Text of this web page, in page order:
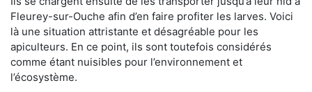
Fleurey-sur-Ouche afin d’en faire profiter les larves. Voici
là une situation attristante et désagréable pour les
apiculteurs. En ce point, ils sont toutefois considérés
comme étant nuisibles pour l’environnement et
l’écosystème.